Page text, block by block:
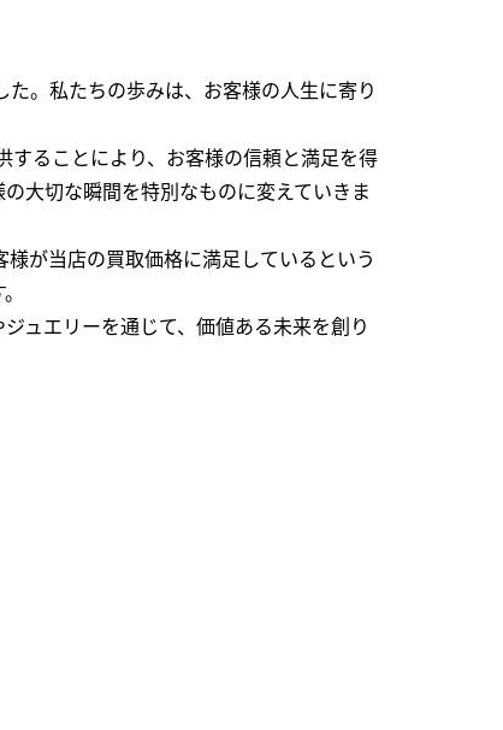
。私たちの歩みは、お客様の人生に寄り
ることにより、お客様の信頼と満足を得
大切な瞬間を特別なものに変えていきま
が当店の買取価格に満足しているという
ュエリーを通じて、価値ある未来を創り